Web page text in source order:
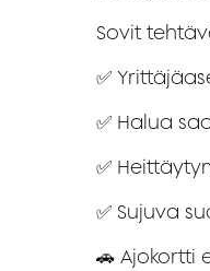
Sovit
✅
✅ Halua
✅
✅ Sujuva
🚗 Ajokortti